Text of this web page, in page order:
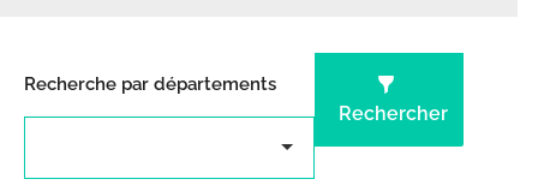
Recherche par départements
Rechercher